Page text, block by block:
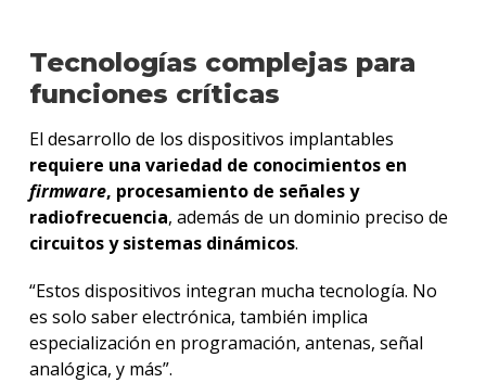
Tecnologías complejas para
funciones críticas
El desarrollo de los dispositivos implantables
requiere una variedad de conocimientos en
firmware, procesamiento de señales y
radiofrecuencia, además de un dominio preciso de
circuitos y sistemas dinámicos.
“Estos dispositivos integran mucha tecnología. No
es solo saber electrónica, también implica
especialización en programación, antenas, señal
analógica, y más”.